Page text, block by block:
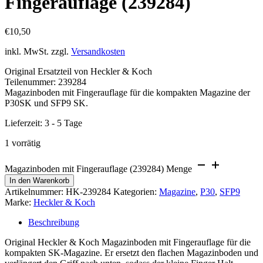
€10,50
inkl. MwSt. zzgl. Versandkosten
Original Ersatzteil von Heckler & Koch
Teilenummer: 239284
Magazinboden mit Fingerauflage für die kompakten Magazine der
P30SK und SFP9 SK.
Lieferzeit: 3 - 5 Tage
1 vorrätig
Magazinboden mit Fingerauflage (239284) Menge
In den Warenkorb
Artikelnummer: HK-239284 Kategorien: Magazine, P30, SFP9
Marke: Heckler & Koch
Beschreibung
Original Heckler & Koch Magazinboden mit Fingerauflage für die
kompakten SK-Magazine. Er ersetzt den flachen Magazinboden und